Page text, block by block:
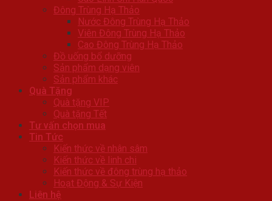
Đông Trùng Hạ Thảo
Nước Đông Trùng Hạ Thảo
Viên Đông Trùng Hạ Thảo
Cao Đông Trùng Hạ Thảo
Đồ uống bổ dưỡng
Sản phẩm dạng viên
Sản phẩm khác
Quà Tặng
Quà tặng VIP
Quà tặng Tết
Tư vấn chọn mua
Tin Tức
Kiến thức về nhân sâm
Kiến thức về linh chi
Kiến thức về đông trùng hạ thảo
Hoạt Động & Sự Kiện
Liên hệ